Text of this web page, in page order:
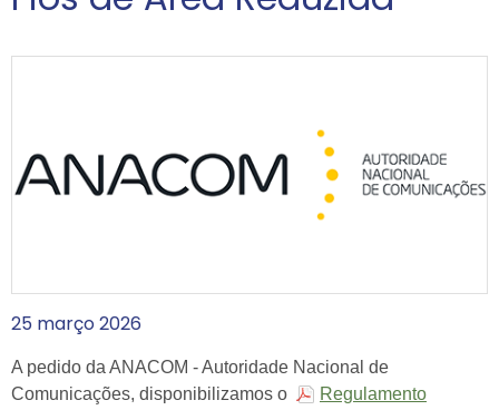
25 março 2026
A pedido da ANACOM - Autoridade Nacional de
Comunicações, disponibilizamos o
Regulamento